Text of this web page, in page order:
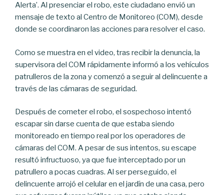
Alerta’. Al presenciar el robo, este ciudadano envió un
mensaje de texto al Centro de Monitoreo (COM), desde
donde se coordinaron las acciones para resolver el caso.
Como se muestra en el video, tras recibir la denuncia, la
supervisora del COM rápidamente informó a los vehículos
patrulleros de la zona y comenzó a seguir al delincuente a
través de las cámaras de seguridad.
Después de cometer el robo, el sospechoso intentó
escapar sin darse cuenta de que estaba siendo
monitoreado en tiempo real por los operadores de
cámaras del COM. A pesar de sus intentos, su escape
resultó infructuoso, ya que fue interceptado por un
patrullero a pocas cuadras. Al ser perseguido, el
delincuente arrojó el celular en el jardín de una casa, pero